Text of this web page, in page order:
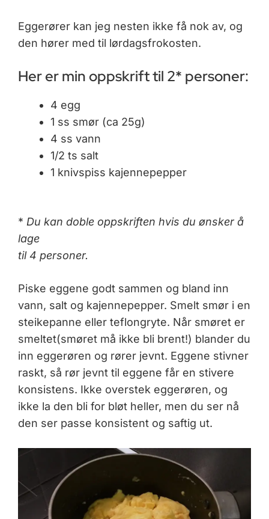
Eggerører kan jeg nesten ikke få nok av, og
den hører med til lørdagsfrokosten.
Her er min oppskrift til 2* personer:
4 egg
1 ss smør (ca 25g)
4 ss vann
1/2 ts salt
1 knivspiss kajennepepper
* Du kan doble oppskriften hvis du ønsker å
lage
til 4 personer.
Piske eggene godt sammen og bland inn
vann, salt og kajennepepper. Smelt smør i en
steikepanne eller teflongryte. Når smøret er
smeltet(smøret må ikke bli brent!) blander du
inn eggerøren og rører jevnt. Eggene stivner
raskt, så rør jevnt til eggene får en stivere
konsistens. Ikke overstek eggerøren, og
ikke la den bli for bløt heller, men du ser nå
den ser passe konsistent og saftig ut.